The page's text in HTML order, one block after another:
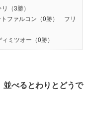
（3勝）
ファルコン（0勝） フリ
ミツオー（0勝）
べるとわりとどうで